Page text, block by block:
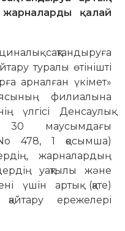
қалай
сақтандыруға
туралы өтінішті
арналған үкімет»
филиалына
үлгісі Денсаулық
30 маусымдағы
478, 1 қосымша)
жарналардың
уақтылы және
үшін артық (қате)
ережелері